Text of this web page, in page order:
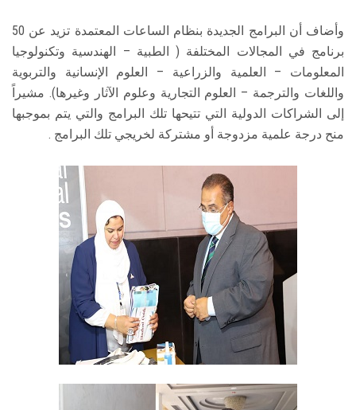
وأضاف أن البرامج الجديدة بنظام الساعات المعتمدة تزيد عن 50
برنامج في المجالات المختلفة ( الطبية – الهندسية وتكنولوجيا
المعلومات – العلمية والزراعية – العلوم الإنسانية والتربوية
واللغات والترجمة – العلوم التجارية وعلوم الآثار وغيرها). مشيراً
إلى الشراكات الدولية التي تتيحها تلك البرامج والتي يتم بموجبها
منح درجة علمية مزدوجة أو مشتركة لخريجي تلك البرامج .